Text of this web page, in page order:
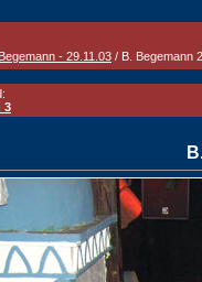
- 29.11.03 / B. Begemann 2
3